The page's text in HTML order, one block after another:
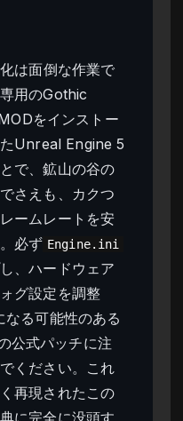
は面倒な作業で
用のGothic
をインストー
Unreal Engine 5
で、鉱山の谷の
さえも、カクつ
ームレートを安
必ず Engine.ini
、ハードウェア
グ設定を調整
る可能性のある
公式パッチに注
ください。これ
再現されたこの
に完全に没頭す